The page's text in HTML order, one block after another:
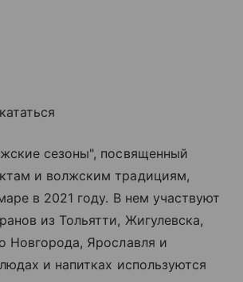
сезоны", посвященный
и волжским традициям,
в 2021 году. В нем участвуют
из Тольятти, Жигулевска,
Новгорода, Ярославля и
и напитках используются